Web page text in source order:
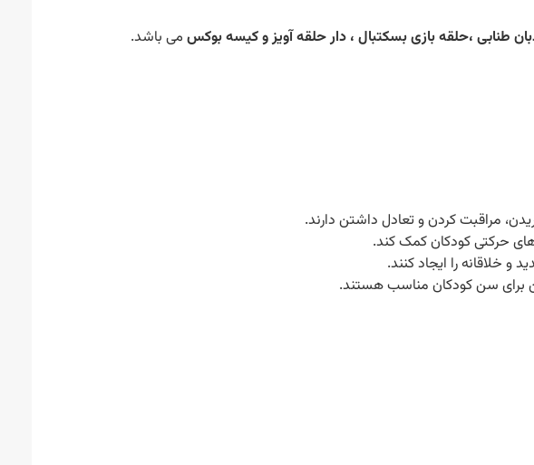
طنابی ،حلقه بازی بسکتبال ، دار حلقه آویز و کیسه بوکس می باشد.
مراقبت کردن و تعادل داشتن دارند.
حرکتی کودکان کمک کند.
خلاقانه را ایجاد کنند.
برای سن کودکان مناسب هستند.